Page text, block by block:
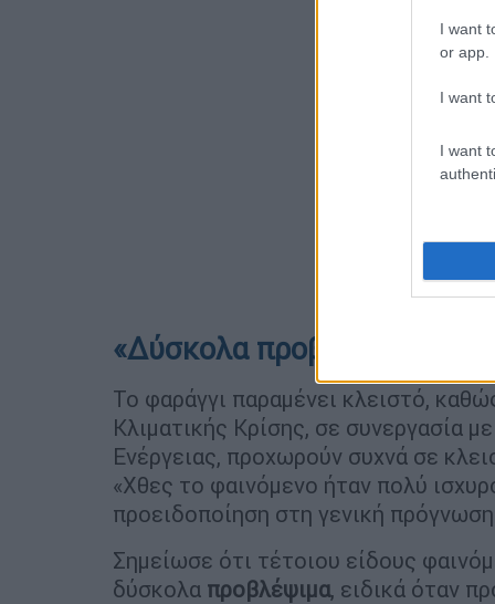
I want
or app.
I want
I want
«Δύσκολα προβλέψιμη η
Το φαράγγι παραμένει κλειστό,
Κλιματικής Κρίσης, σε συνεργασία
Ενέργειας, προχωρούν συχνά σε
«Χθες το φαινόμενο ήταν πολύ
προειδοποίηση στη γενική
Σημείωσε ότι τέτοιου είδους
δύσκολα προβλέψιμα, ειδικά όταν